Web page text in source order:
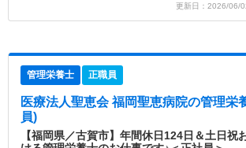
更新日：2026/
管理栄養士 正職員
医療法人聖恵会 福岡聖恵病院の管理栄
員)
【福岡県／古賀市】年間休日124日＆土日